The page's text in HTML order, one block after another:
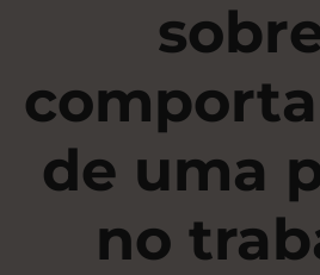
de uma
no